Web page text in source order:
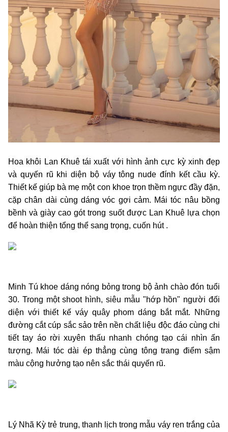
Hoa khôi Lan Khuê tái xuất với hình ảnh cực kỳ xinh đẹp
và quyến rũ khi diện bộ váy tông nude đính kết cầu kỳ.
Thiết kế giúp bà mẹ một con khoe trọn thềm ngực đầy đặn,
cặp chân dài cùng dáng vóc gợi cảm. Mái tóc nâu bồng
bềnh và giày cao gót trong suốt được Lan Khuê lựa chọn
để hoàn thiện tổng thể sang trọng, cuốn hút .
Minh Tú khoe dáng nóng bỏng trong bộ ảnh chào đón tuổi
30. Trong một shoot hình, siêu mẫu "hớp hồn" người đối
diện với thiết kế váy quây phom dáng bắt mắt. Những
đường cắt cúp sắc sảo trên nền chất liệu độc đáo cùng chi
tiết tay áo rời xuyên thấu nhanh chóng tạo cái nhìn ấn
tượng. Mái tóc dài ép thẳng cùng tông trang điểm sậm
màu cộng hưởng tạo nên sắc thái quyến rũ.
Lý Nhã Kỳ trẻ trung, thanh lịch trong mẫu váy ren trắng của